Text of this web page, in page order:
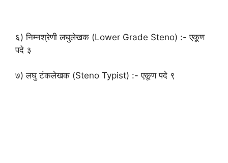
६) निम्नश्रेणी लघुलेखक (Lower Grade Steno) :- एकूण
पदे ३
७) लघु टंकलेखक (Steno Typist) :- एकूण पदे ९